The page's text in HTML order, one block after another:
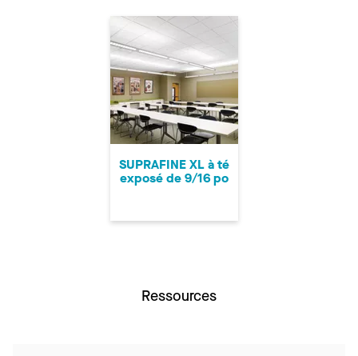
SUPRAFINE XL à té
exposé de 9/16 po
Ressources